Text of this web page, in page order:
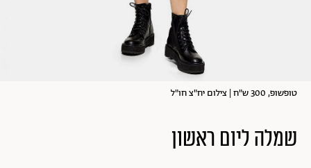
טופשופ, 300 ש"ח | צילום יח"צ חו"ל
שמלה ליום ראשון